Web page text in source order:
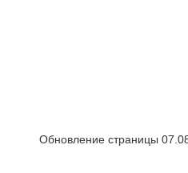
Обновление страницы